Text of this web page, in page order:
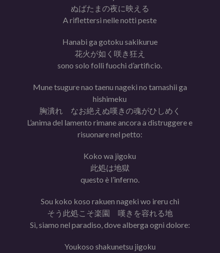
ぬばたまの夜に映える
A riflettersi nelle notti peste
Hanabi ga gotoku sakikurue
花火が如く咲き狂え
sono solo folli fuochi d’artificio.
Mune tsugure nao taenu nageki no tamashii ga
hishimeku
胸潰れ なお絶えぬ嘆きの魂がひしめく
L’anima del lamento rimane ancora a distruggere e
risuonare nel petto:
Koko wa jigoku
此処は地獄
questo è l’inferno.
Sou koko koso rakuen nageki wo ireru chi
そう此処こそ楽園 嘆きを容れる地
Sì, siamo nel paradiso, dove alberga ogni dolore:
Youkoso shakunetsu jigoku